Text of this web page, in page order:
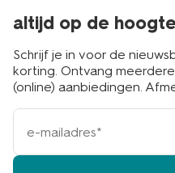
altijd op de
Schrijf je in voor de
korting. Ontvang
(online) aanbiedingen.
e-
mailadres